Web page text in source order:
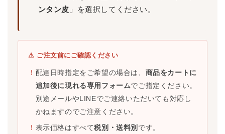
ンタン皮 」を選択してください。
⚠ ご注文前にご確認ください
！ 配達日時指定をご希望の場合は、 商品をカートに
追加後に現れる専用フォームでご指定ください。
別途メールやLINEでご連絡いただいても対応し
かねますのでご注意ください。
！ 表示価格はすべて税別・送料別 です。